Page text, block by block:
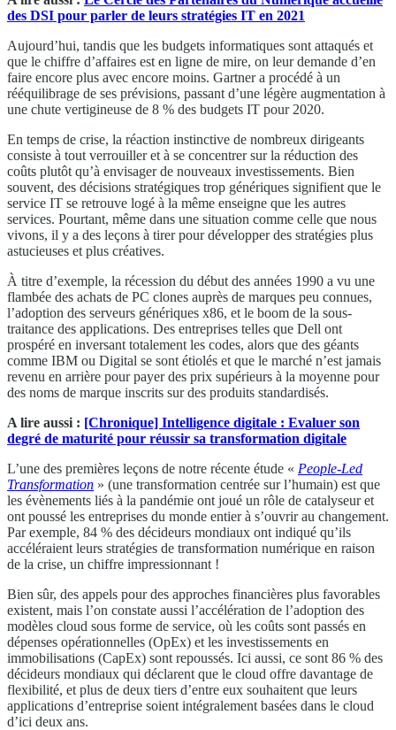
des DSI pour parler de leurs stratégies IT en 2021
Aujourd’hui, tandis que les budgets informatiques sont attaqués et
que le chiffre d’affaires est en ligne de mire, on leur demande d’en
faire encore plus avec encore moins. Gartner a procédé à un
rééquilibrage de ses prévisions, passant d’une légère augmentation à
une chute vertigineuse de 8 % des budgets IT pour 2020.
En temps de crise, la réaction instinctive de nombreux dirigeants
consiste à tout verrouiller et à se concentrer sur la réduction des
coûts plutôt qu’à envisager de nouveaux investissements. Bien
souvent, des décisions stratégiques trop génériques signifient que le
service IT se retrouve logé à la même enseigne que les autres
services. Pourtant, même dans une situation comme celle que nous
vivons, il y a des leçons à tirer pour développer des stratégies plus
astucieuses et plus créatives.
À titre d’exemple, la récession du début des années 1990 a vu une
flambée des achats de PC clones auprès de marques peu connues,
l’adoption des serveurs génériques x86, et le boom de la sous-
traitance des applications. Des entreprises telles que Dell ont
prospéré en inversant totalement les codes, alors que des géants
comme IBM ou Digital se sont étiolés et que le marché n’est jamais
revenu en arrière pour payer des prix supérieurs à la moyenne pour
des noms de marque inscrits sur des produits standardisés.
A lire aussi : [Chronique] Intelligence digitale : Evaluer son
degré de maturité pour réussir sa transformation digitale
L’une des premières leçons de notre récente étude « People-Led
Transformation » (une transformation centrée sur l’humain) est que
les évènements liés à la pandémie ont joué un rôle de catalyseur et
ont poussé les entreprises du monde entier à s’ouvrir au changement.
Par exemple, 84 % des décideurs mondiaux ont indiqué qu’ils
accéléraient leurs stratégies de transformation numérique en raison
de la crise, un chiffre impressionnant !
Bien sûr, des appels pour des approches financières plus favorables
existent, mais l’on constate aussi l’accélération de l’adoption des
modèles cloud sous forme de service, où les coûts sont passés en
dépenses opérationnelles (OpEx) et les investissements en
immobilisations (CapEx) sont repoussés. Ici aussi, ce sont 86 % des
décideurs mondiaux qui déclarent que le cloud offre davantage de
flexibilité, et plus de deux tiers d’entre eux souhaitent que leurs
applications d’entreprise soient intégralement basées dans le cloud
d’ici deux ans.